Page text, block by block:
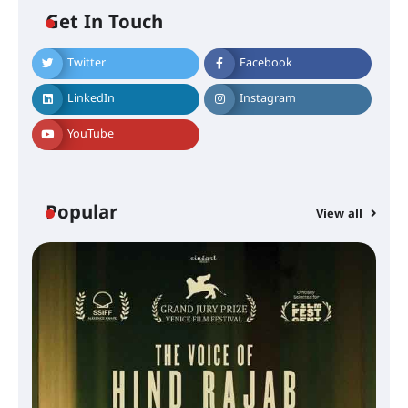
Get In Touch
Twitter Facebook
LinkedIn Instagram
YouTube
Popular View all
സെന്റ് ജോസഫ്സ് കോളജ്
കോമേഴ്‌സ് അസോസിയേഷന്